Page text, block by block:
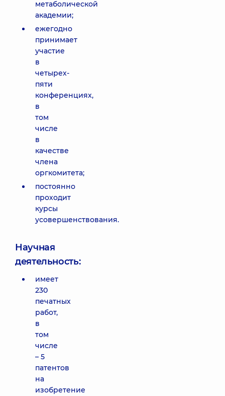
метаболической
академии;
ежегодно
принимает
участие
в
четырех-
пяти
конференциях,
в
том
числе
в
качестве
члена
оргкомитета;
постоянно
проходит
курсы
усовершенствования.
Научная
деятельность:
имеет
230
печатных
работ,
в
том
числе
– 5
патентов
на
изобретение